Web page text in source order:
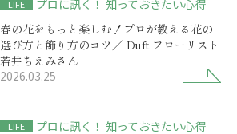
LIFE
プロに訊く！ 知っておきたい心得
春の花をもっと楽しむ！プロが教える花の
選び方と飾り方のコツ／ Duft フローリスト
若井ちえみさん
2026.03.25
LIFE
プロに訊く！ 知っておきたい心得